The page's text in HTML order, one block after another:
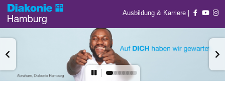
Ausbildung & Karriere |